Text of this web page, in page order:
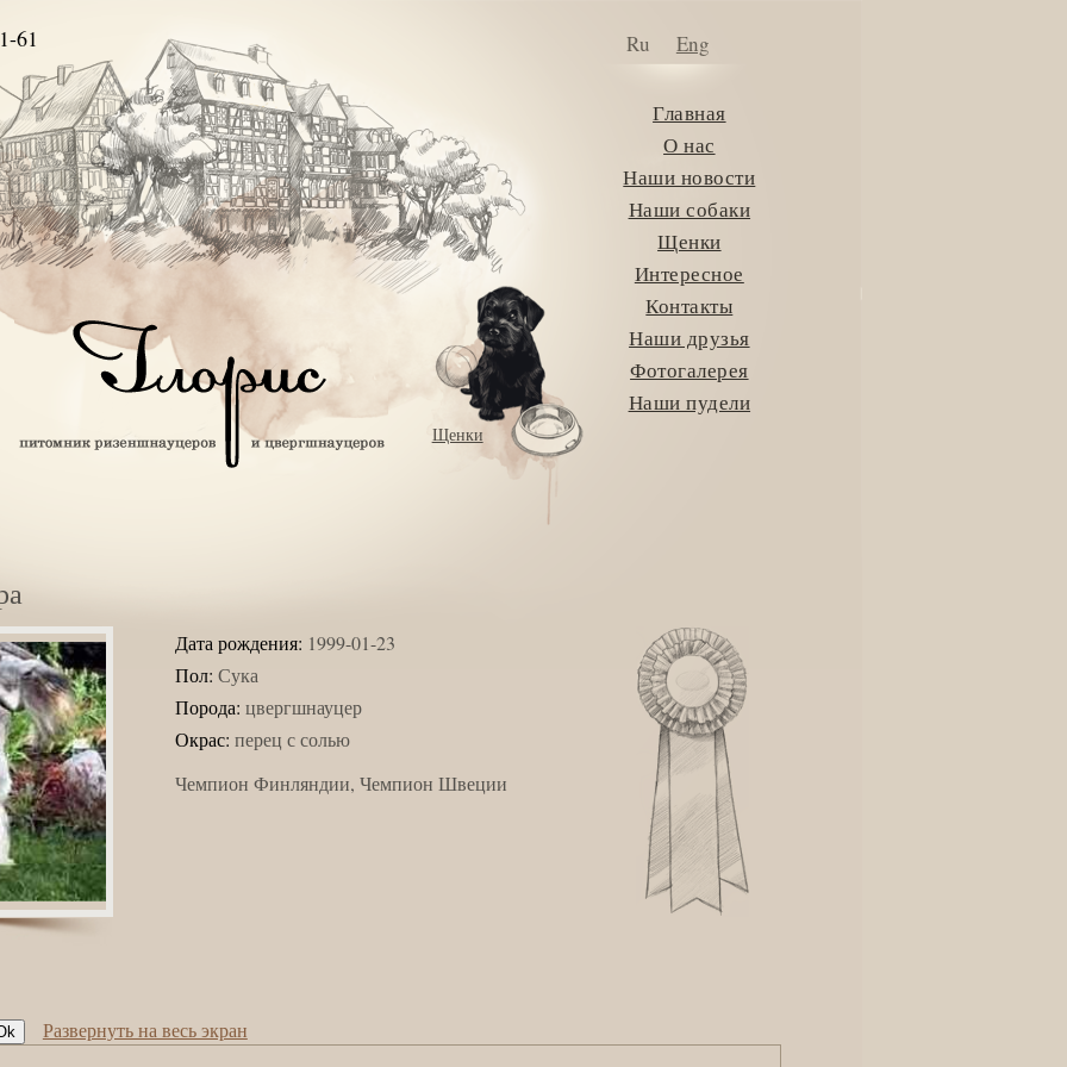
61 Ru Eng
Щенки
Главная
О нас
Наши новости
Наши собаки
Щенки
Интересное
Контакты
Наши друзья
Фотогалерея
Наши пудели
Дата рождения: 1999-01-23
Пол: Сука
Порода: цвергшнауцер
Окрас: перец с солью
Чемпион Финляндии, Чемпион Швеции
Развернуть на весь экран